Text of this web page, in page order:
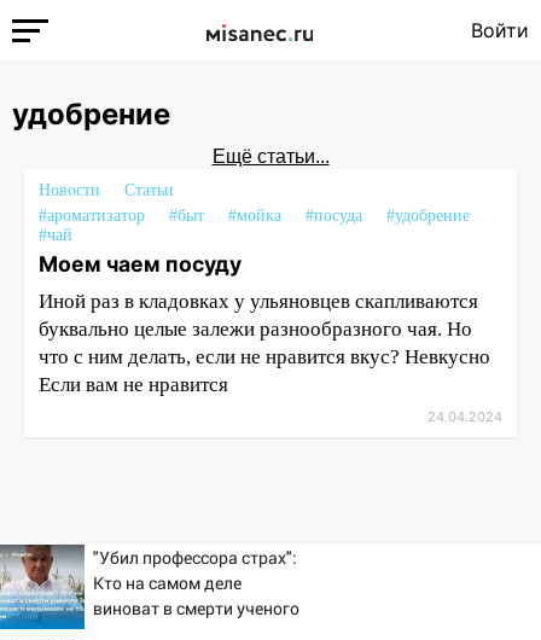
Войти
удобрение
Ещё статьи...
Новости
Статьи
#ароматизатор
#быт #мойка #посуда
#удобрение
#чай
Моем чаем посуду
Иной раз в кладовках у ульяновцев скапливаются
буквально целые залежи разнообразного чая. Но
что с ним делать, если не нравится вкус? Невкусно
Если вам не нравится
24.04.2024
"Убил профессора страх":
Кто на самом деле
виноват в смерти ученого